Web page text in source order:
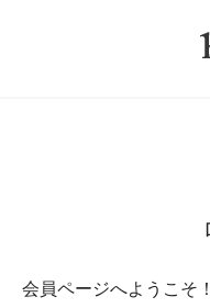
会員ページへようこそ！